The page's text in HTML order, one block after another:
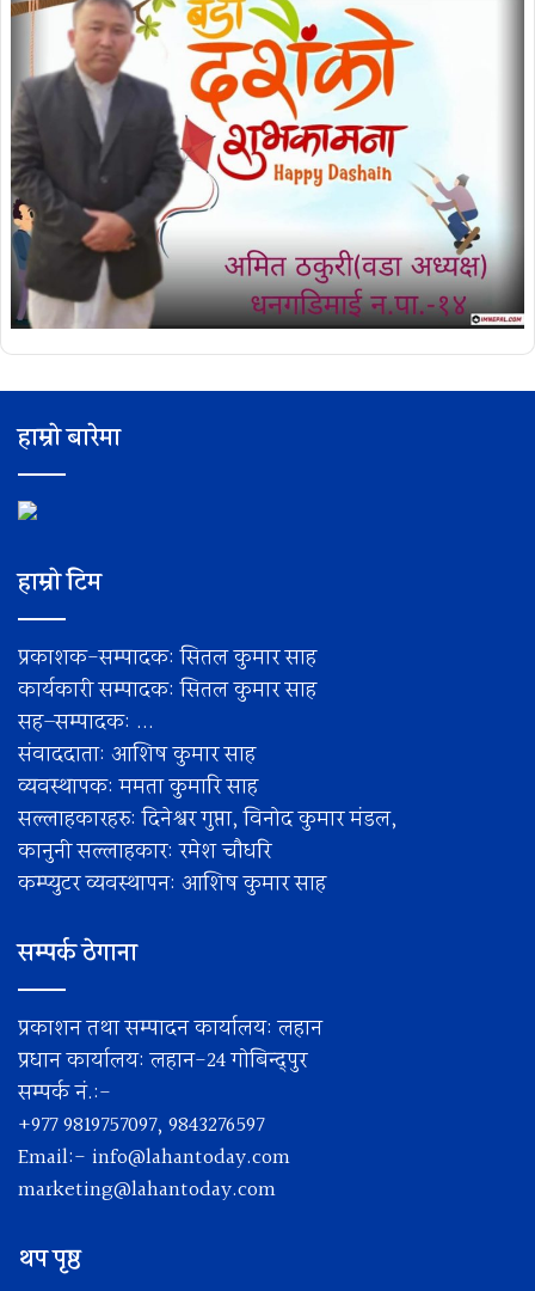
हाम्रो बारेमा
हाम्रो टिम
प्रकाशक-सम्पादक: सितल कुमार साह
कार्यकारी सम्पादक: सितल कुमार साह
सह–सम्पादक: ...
संवाददाता: आशिष कुमार साह
व्यवस्थापक: ममता कुमारि साह
सल्लाहकारहरु: दिनेश्वर गुप्ता, विनोद कुमार मंडल,
कानुनी सल्लाहकार: रमेश चाैधरि
कम्प्युटर व्यवस्थापन: आशिष कुमार साह
सम्पर्क ठेगाना
प्रकाशन तथा सम्पादन कार्यालय: लहान
प्रधान कार्यालय: लहान-24 गोबिन्द्पुर
सम्पर्क नं.:-
+977 9819757097, 9843276597
Email:- info@lahantoday.com
marketing@lahantoday.com
थप पृष्ठ